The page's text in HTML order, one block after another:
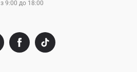
з 9:00 до 18:00